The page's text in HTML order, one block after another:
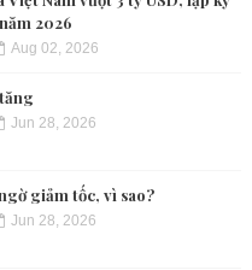
2026
Aug 02, 2026
Jun 28, 2026
giảm tốc, vì sao?
Jun 28, 2026